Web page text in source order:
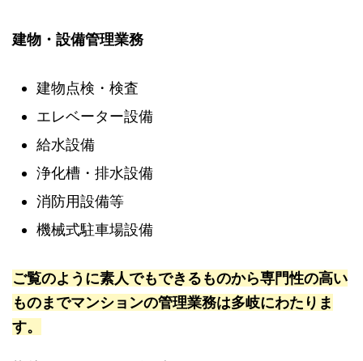
建物・設備管理業務
建物点検・検査
エレベーター設備
給水設備
浄化槽・排水設備
消防用設備等
機械式駐車場設備
ご覧のように素人でもできるものから専門性の高い
ものまでマンションの管理業務は多岐にわたりま
す。